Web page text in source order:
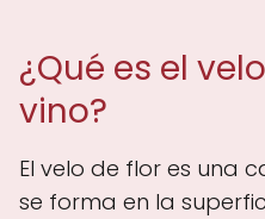
¿Qué es el
vino?
El velo de flor es una
se forma en la